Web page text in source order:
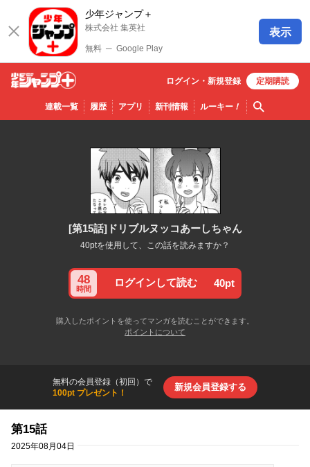
少年ジャンプ＋
株式会社 集英社
無料 ─ Google Play
表示
少年ジ
ャンプ
連載一覧 履歴 アプリ 新刊情報 ルーキー！ 検索
ログイン・ 新規登録 定期購読
[第15話]ドリブルヌッコあーしちゃん
40ptを使用して、この話を読みますか？
48
時間
ログインして読む 40pt
購入したポイントを使ってマンガを読むことができます。
ポイントについて
無料の会員登録（初回）で
100pt プレゼント！
新規会員登録する
第15話
2025年08月04日